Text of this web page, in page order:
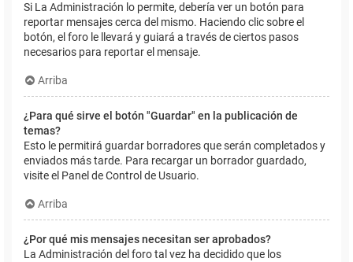
Si La Administración lo permite, debería ver un botón para
reportar mensajes cerca del mismo. Haciendo clic sobre el
botón, el foro le llevará y guiará a través de ciertos pasos
necesarios para reportar el mensaje.
Arriba
¿Para qué sirve el botón "Guardar" en la publicación de
temas?
Esto le permitirá guardar borradores que serán completados y
enviados más tarde. Para recargar un borrador guardado,
visite el Panel de Control de Usuario.
Arriba
¿Por qué mis mensajes necesitan ser aprobados?
La Administración del foro tal vez ha decidido que los